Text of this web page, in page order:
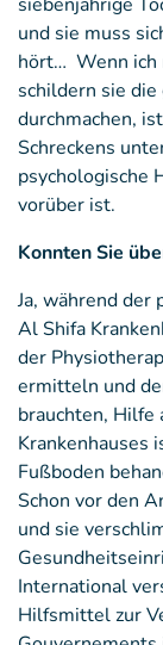
und sie muss
hört… Wenn ich
schildern sie
durchmachen,
Schreckens
psychologische
vorüber ist.
Konnten Sie
Ja, während der
Al Shifa
der
ermitteln und
brauchten, Hilfe
Krankenhauses
Fußboden
Schon vor den
und sie
International
Hilfsmittel zur